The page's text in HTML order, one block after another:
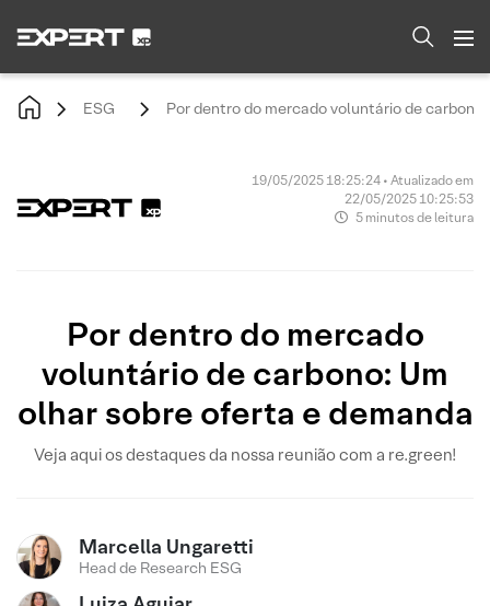
ESG Por dentro do mercado voluntário de
19/05/2025 18:25:24 • Atualizado em
22/05/2025 10:25:53
5 minutos de leitura
Por dentro do mercado
voluntário de carbono: Um
olhar sobre oferta e demanda
Veja aqui os destaques da nossa reunião com a re.green!
Marcella Ungaretti
Head de Research ESG